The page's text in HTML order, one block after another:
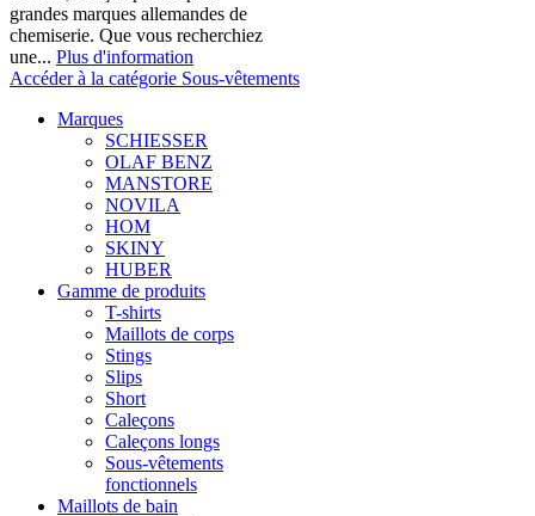
grandes marques allemandes de
chemiserie. Que vous recherchiez
une... Plus d'information
Accéder à la catégorie Sous-vêtements
Marques
SCHIESSER
OLAF BENZ
MANSTORE
NOVILA
HOM
SKINY
HUBER
Gamme de produits
T-shirts
Maillots de corps
Stings
Slips
Short
Caleçons
Caleçons longs
Sous-vêtements
fonctionnels
Maillots de bain